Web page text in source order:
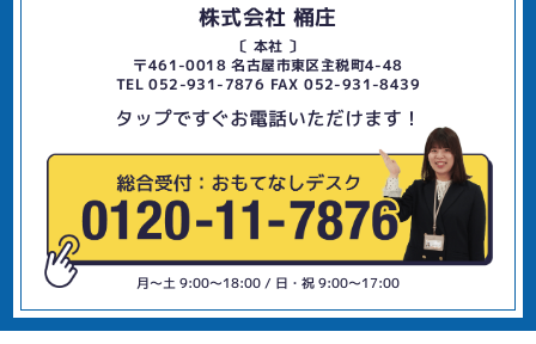
株式会社 桶庄
〔 本社 〕
〒461-0018 名古屋市東区主税町4-48
TEL 052-931-7876 FAX 052-931-8439
タップですぐお電話いただけます！
月〜土 9:00〜18:00 / 日・祝 9:00〜17:00